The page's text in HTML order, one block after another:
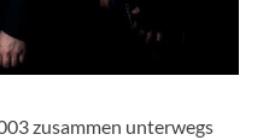
zusammen unterwegs